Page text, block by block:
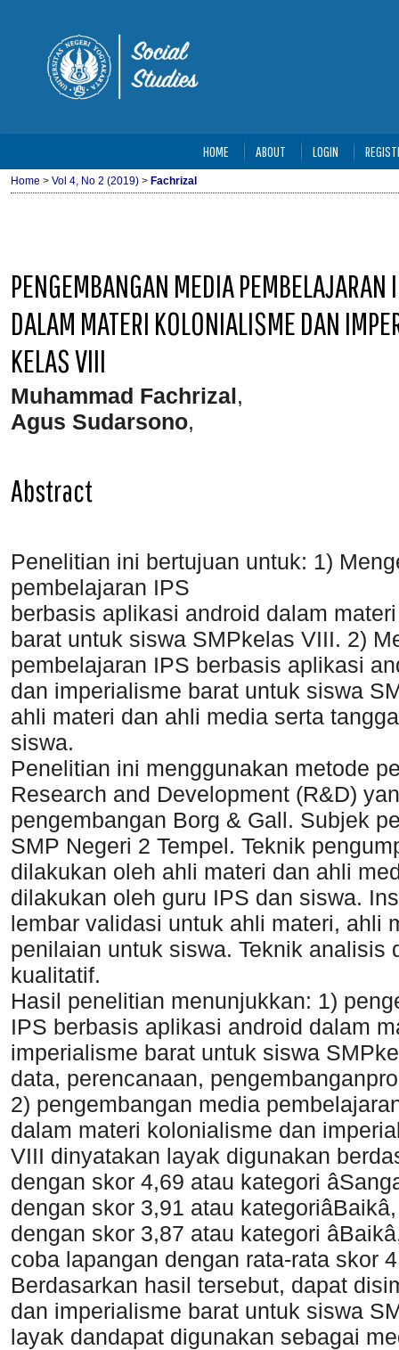
HOME ABOUT LOGIN
Home > Vol 4, No 2 (2019) > Fachrizal
PENGEMBANGAN MEDIA
DALAM MATERI KOLONIALISME DAN
KELAS VIII
Muhammad Fachrizal,
Agus Sudarsono,
Abstract
Penelitian ini bertujuan untuk: 1)
pembelajaran IPS
berbasis aplikasi android dalam
barat untuk siswa SMPkelas VIII. 2)
pembelajaran IPS berbasis aplikasi
dan imperialisme barat untuk siswa
ahli materi dan ahli media serta
siswa.
Penelitian ini menggunakan metode
Research and Development (R&D)
pengembangan Borg & Gall. Subjek
SMP Negeri 2 Tempel. Teknik
dilakukan oleh ahli materi dan ahli
dilakukan oleh guru IPS dan siswa.
lembar validasi untuk ahli materi, ahli
penilaian untuk siswa. Teknik analisis
kualitatif.
Hasil penelitian menunjukkan: 1)
IPS berbasis aplikasi android dalam
imperialisme barat untuk siswa
data, perencanaan,
2) pengembangan media
dalam materi kolonialisme dan
VIII dinyatakan layak digunakan
dengan skor 4,69 atau kategori
dengan skor 3,91 atau
dengan skor 3,87 atau kategori
coba lapangan dengan rata-rata skor
Berdasarkan hasil tersebut, dapat
dan imperialisme barat untuk siswa
layak dandapat digunakan sebagai